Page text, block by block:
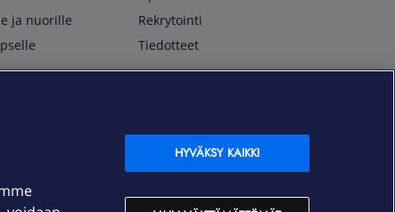
ja nuorille
Rekrytointi
Tiedotteet
OmaElisa Self Service
Moving to Finland
Elisa Corporation
HYVÄKSY KAIKKI